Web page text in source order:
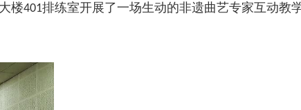
楼401排练室开展了一场生动的非遗曲艺专家互动教